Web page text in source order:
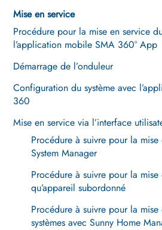
Mise en service
Procédure pour la mise en service
l’application mobile SMA 360° App
Démarrage de l’onduleur
Configuration du système avec
360
Mise en service via l’interface
Procédure à suivre pour la
System Manager
Procédure à suivre pour la
qu’appareil subordonné
Procédure à suivre pour la mise
systèmes avec Sunny Home